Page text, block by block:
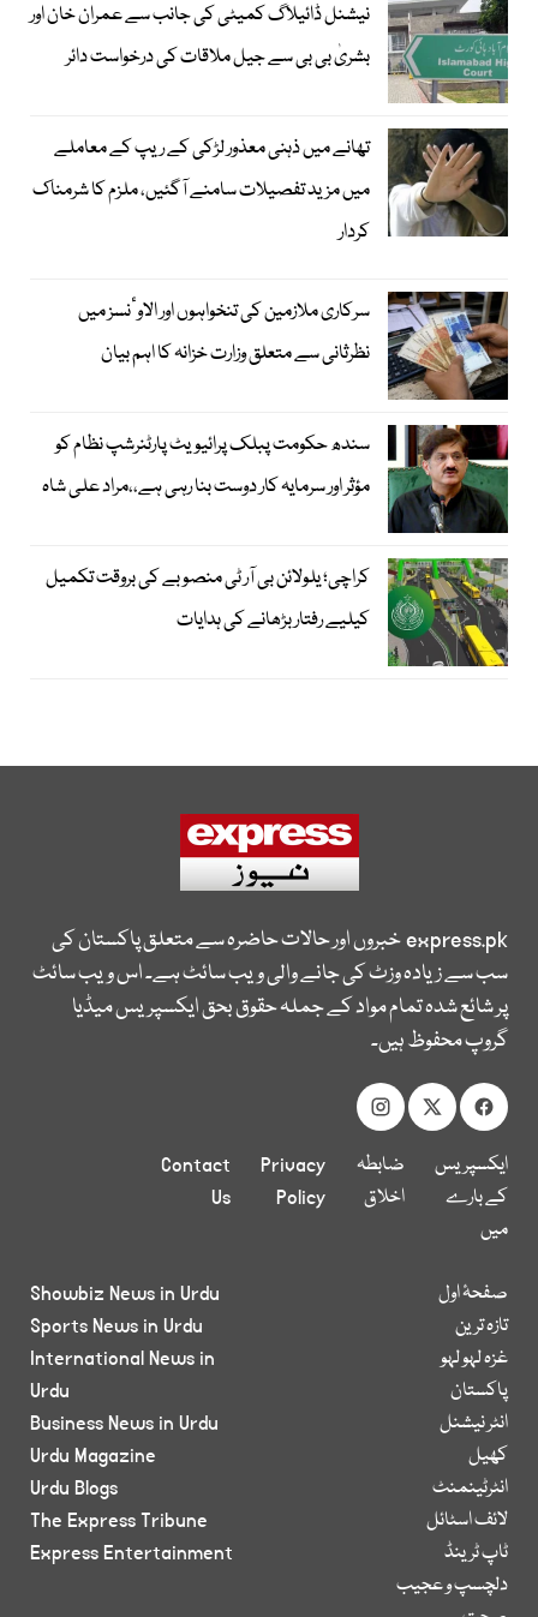
نیشنل ڈائیلاگ کمیٹی کی جانب سے عمران خان اور
بشریٰ بی بی سے جیل ملاقات کی درخواست دائر
تھانے میں ذہنی معذور لڑکی کے ریپ کے معاملے
میں مزید تفصیلات سامنے آگئیں، ملزم کا شرمناک
کردار
سرکاری ملازمین کی تنخواہوں اور الاوٴنسز میں
نظرثانی سے متعلق وزارت خزانہ کا اہم بیان
سندھ حکومت پبلک پرائیویٹ پارٹنرشپ نظام کو
مؤثر اور سرمایہ کار دوست بنا رہی ہے،،مراد علی شاہ
کراچی؛ یلولائن بی آر ٹی منصوبے کی بروقت تکمیل
کیلیے رفتار بڑھانے کی ہدایات
express.pkخبروں اور حالات حاضرہ سے متعلق پاکستان کی
سب سے زیادہ وزٹ کی جانے والی ویب سائٹ ہے۔ اس ویب سائٹ
پر شائع شدہ تمام مواد کے جملہ حقوق بحق ایکسپریس میڈیا
گروپ محفوظ ہیں۔
ایکسپریس
کے بارے
میں
ضابطہ
اخلاق
Privacy
Policy
Contact
Us
صفحۂ اول
تازہ ترین
غزہ لہو لہو
پاکستان
انٹر نیشنل
کھیل
انٹرٹینمنٹ
لائف اسٹائل
ٹاپ ٹرینڈ
دلچسپ و عجیب
Showbiz News in Urdu
Sports News in Urdu
International News in
Urdu
Business News in Urdu
Urdu Magazine
Urdu Blogs
The Express Tribune
Express Entertainment